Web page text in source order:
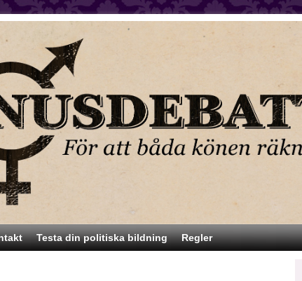
Testa din politiska bildning Regler